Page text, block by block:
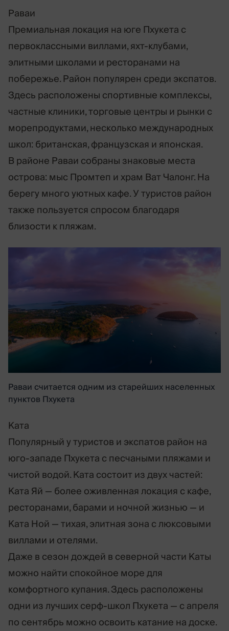
Раваи
Премиальная локация на юге Пхукета с
первоклассными виллами, яхт-клубами,
элитными школами и ресторанами на
побережье. Район популярен среди экспатов.
Здесь расположены спортивные комплексы,
частные клиники, торговые центры и рынки с
морепродуктами, несколько международных
школ: британская, французская и японская.
В районе Раваи собраны знаковые места
острова: мыс Промтеп и храм Ват Чалонг. На
берегу много уютных кафе. У туристов район
также пользуется спросом благодаря
близости к пляжам.
Раваи считается одним из старейших населенных
пунктов Пхукета
Ката
Популярный у туристов и экспатов район на
юго-западе Пхукета с песчаными пляжами и
чистой водой. Ката состоит из двух частей:
Ката Яй — более оживленная локация с кафе,
ресторанами, барами и ночной жизнью — и
Ката Ной — тихая, элитная зона с люксовыми
виллами и отелями.
Даже в сезон дождей в северной части Каты
можно найти спокойное море для
комфортного купания. Здесь расположены
одни из лучших серф-школ Пхукета — с апреля
по сентябрь можно освоить катание на доске.